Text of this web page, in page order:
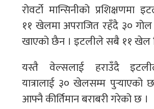
रोवर्टो मान्सिनीको प्रशिक्षणमा
११ खेलमा अपराजित रहँदै ३०
खाएको छैन । इटलीले सबै ११ खेल
यस्तै वेल्सलाई हराउँदै
यात्रालाई ३० खेलसम्म
आफ्नै कीर्तिमान बराबरी गरेको छ ।